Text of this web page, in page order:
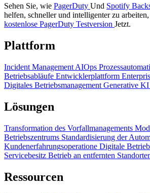
Sehen Sie, wie PagerDuty Und Spotify
helfen, schneller und intelligenter zu arbeiten,
kostenlose PagerDuty Testversion Jetzt.
Plattform
Incident Management AIOps
Betriebsabläufe Entwicklerplattform
Digitales Betriebsmanagement Generative KI
Lösungen
Transformation des Vorfallmanagements
Betriebszentrums Standardisierung der
Kundenerfahrungsoperatione Digitale
Servicebesitz Betrieb an entfernten
Ressourcen